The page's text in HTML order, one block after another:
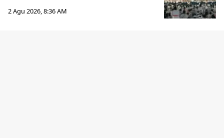
2 Agu 2026, 8:36 AM